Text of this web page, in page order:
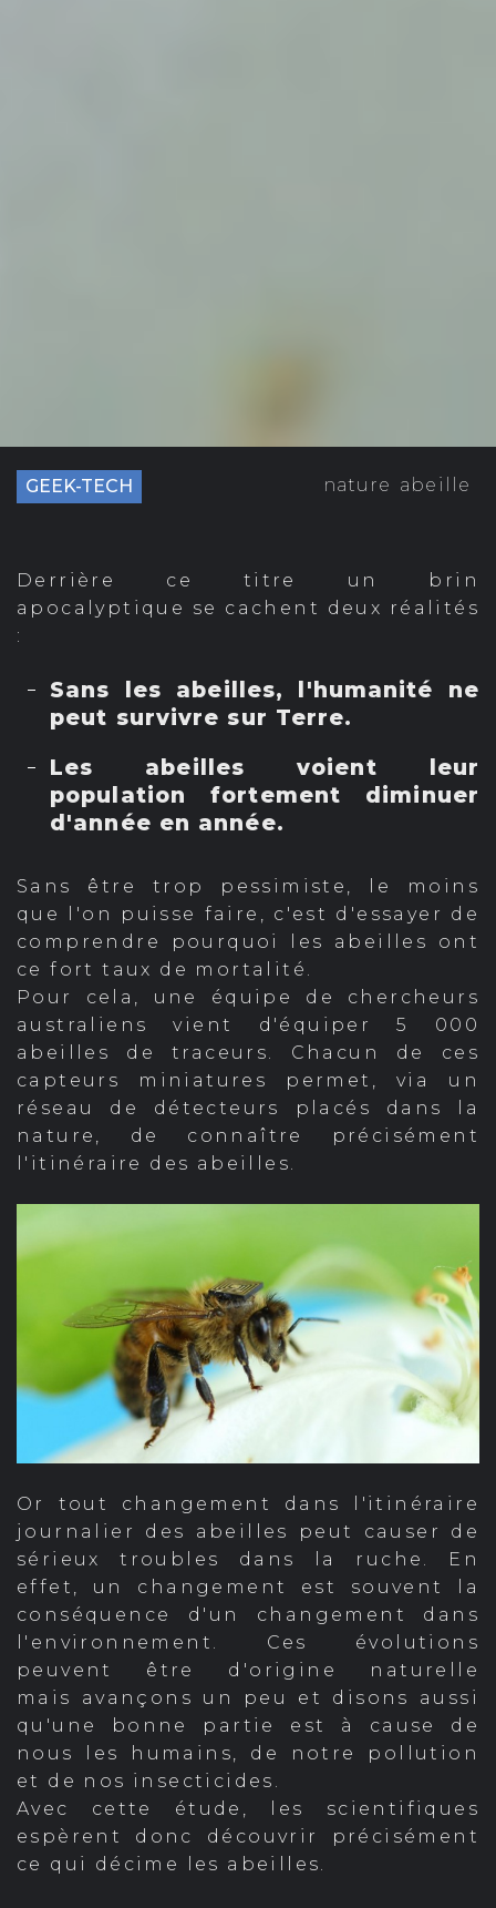
GEEK-TECH abeille
nature
Derrière ce titre un brin
apocalyptique se cachent deux réalités
:
Sans les abeilles, l'humanité ne
peut survivre sur Terre.
Les abeilles voient leur
population fortement diminuer
d'année en année.
Sans être trop pessimiste, le moins
que l'on puisse faire, c'est d'essayer de
comprendre pourquoi les abeilles ont
ce fort taux de mortalité.
Pour cela, une équipe de chercheurs
australiens vient d'équiper 5 000
abeilles de traceurs. Chacun de ces
capteurs miniatures permet, via un
réseau de détecteurs placés dans la
nature, de connaître précisément
l'itinéraire des abeilles.
Or tout changement dans l'itinéraire
journalier des abeilles peut causer de
sérieux troubles dans la ruche. En
effet, un changement est souvent la
conséquence d'un changement dans
l'environnement. Ces évolutions
peuvent être d'origine naturelle
mais avançons un peu et disons aussi
qu'une bonne partie est à cause de
nous les humains, de notre pollution
et de nos insecticides.
Avec cette étude, les scientifiques
espèrent donc découvrir précisément
ce qui décime les abeilles.